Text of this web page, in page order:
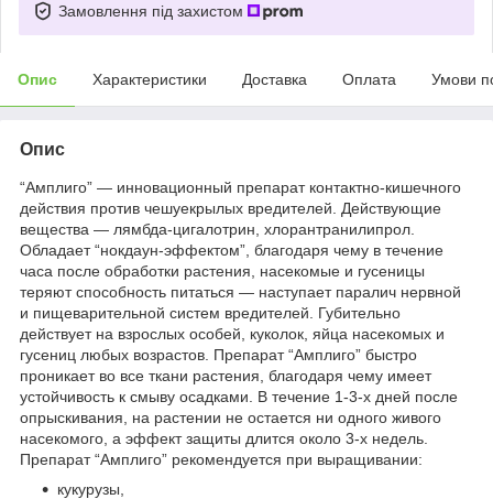
Замовлення під захистом
Опис Характеристики Доставка Оплата Умови
Опис
“Амплиго” — инновационный препарат контактно-кишечного
действия против чешуекрылых вредителей. Действующие
вещества — лямбда-цигалотрин, хлорантранилипрол.
Обладает “нокдаун-эффектом”, благодаря чему в течение
часа после обработки растения, насекомые и гусеницы
теряют способность питаться — наступает паралич нервной
и пищеварительной систем вредителей. Губительно
действует на взрослых особей, куколок, яйца насекомых и
гусениц любых возрастов. Препарат “Амплиго” быстро
проникает во все ткани растения, благодаря чему имеет
устойчивость к смыву осадками. В течение 1-3-х дней после
опрыскивания, на растении не остается ни одного живого
насекомого, а эффект защиты длится около 3-х недель.
Препарат “Амплиго” рекомендуется при выращивании:
кукурузы,